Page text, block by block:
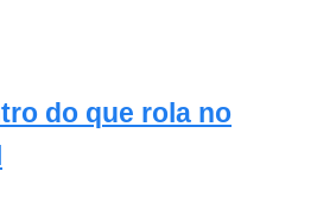
do que rola no